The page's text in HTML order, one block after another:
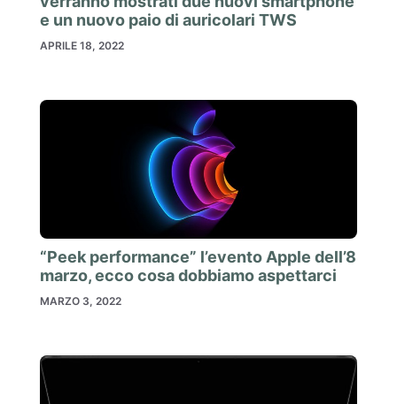
e un nuovo paio di auricolari TWS
APRILE 18, 2022
“Peek performance” l’evento Apple dell’8
marzo, ecco cosa dobbiamo aspettarci
MARZO 3, 2022